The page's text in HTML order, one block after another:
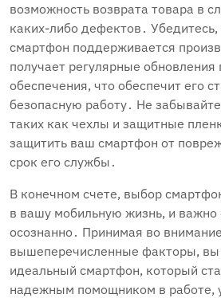
возможность возврата товара в
каких-либо дефектов․
смартфон поддерживается
получает регулярные обновления
обеспечения, что обеспечит его
безопасную работу․ Не
таких как чехлы и защитные
защитить ваш смартфон от
срок его службы․
В конечном счете, выбор
в вашу мобильную жизнь, и важно
осознанно․ Принимая во
вышеперечисленные факторы,
идеальный смартфон, который
надежным помощником в работе,